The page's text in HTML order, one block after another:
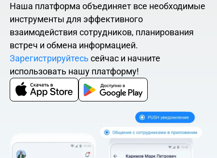
Наша платформа объединяет все необходимые
инструменты для эффективного
взаимодействия сотрудников, планирования
встреч и обмена информацией.
Зарегистрируйтесь сейчас и начните
использовать нашу платформу!